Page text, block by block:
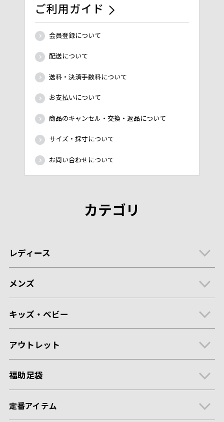
ご利用ガイド
会員登録について
配送について
送料・決済手数料について
お支払いについて
商品のキャンセル・交換・返品について
サイズ・採寸について
お問い合わせについて
カテゴリ
レディース
メンズ
キッズ・ベビー
アウトレット
福助足袋
定番アイテム